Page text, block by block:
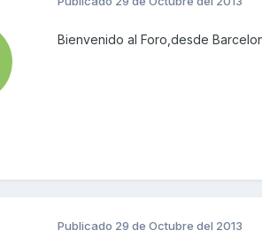
Bienvenido al Foro,desde
Publicado 29 de Octubre del 2013